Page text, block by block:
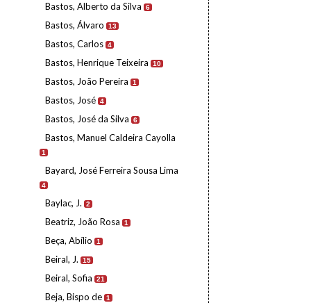
Bastos, Alberto da Silva 6
Bastos, Álvaro 13
Bastos, Carlos 4
Bastos, Henrique Teixeira 10
Bastos, João Pereira 1
Bastos, José 4
Bastos, José da Silva 6
Bastos, Manuel Caldeira Cayolla
1
Bayard, José Ferreira Sousa Lima
4
Baylac, J. 2
Beatriz, João Rosa 1
Beça, Abílio 1
Beiral, J. 15
Beiral, Sofia 21
Beja, Bispo de 1